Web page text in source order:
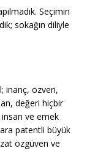
Seçimin
sokağın diliyle
inanç, özveri,
değeri hiçbir
ve emek
patentli büyük
özgüven ve